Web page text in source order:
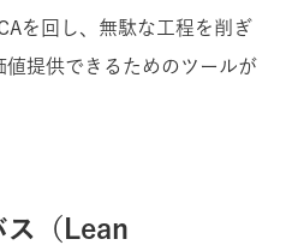
を回し、無駄な工程を削ぎ
提供できるためのツールが
ス（Lean